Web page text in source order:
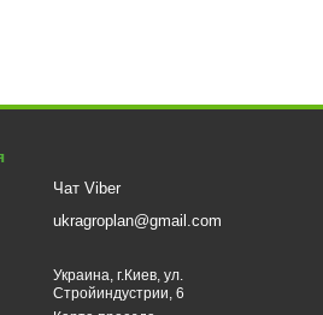
Чат Viber
ukragroplan@gmail.com
Украина, г.Киев, ул.
Стройиндустрии, 6